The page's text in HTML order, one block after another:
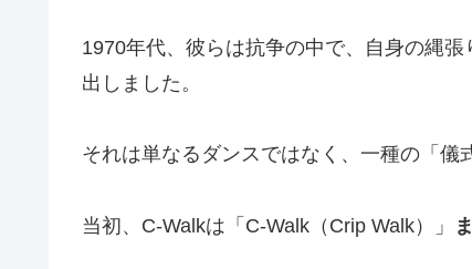
1970年代、彼らは抗争の中で、自身の縄
出しました。
それは単なるダンスではなく、一種の「儀
当初、C-Walkは「C-Walk（Crip Walk）」